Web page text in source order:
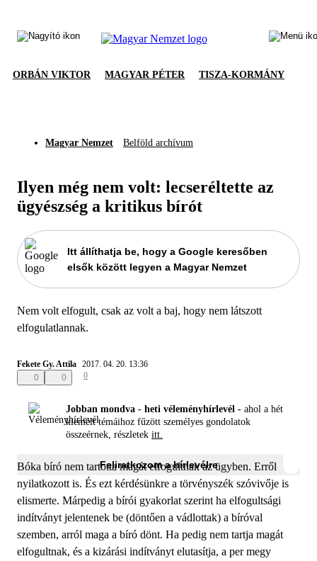
ORBÁN VIKTOR MAGYAR PÉTER TISZA-KORMÁNY
Magyar Nemzet Belföld archívum
Ilyen még nem volt: lecseréltette az
ügyészség a kritikus bírót
Itt állíthatja be, hogy a Google keresőben
elsők között legyen a Magyar Nemzet
Nem volt elfogult, csak az volt a baj, hogy nem látszott
elfogulatlannak.
Fekete Gy. Attila 2017. 04. 20. 13:36
0
0 0
Jobban mondva - heti véleményhírlevél - ahol a hét
kiemelt témáihoz fűzött személyes gondolatok
összeérnek, részletek itt.
Feliratkozom a hírlevélre
Bóka bíró nem tartotta magát elfogultnak az ügyben. Erről
nyilatkozott is. És ezt kérdésünkre a törvényszék szóvivője is
elismerte. Márpedig a bírói gyakorlat szerint ha elfogultsági
indítványt jelentenek be (döntően a vádlottak) a bíróval
szemben, arról maga a bíró dönt. Ha pedig nem tartja magát
elfogultnak, és a kizárási indítványt elutasítja, a per megy